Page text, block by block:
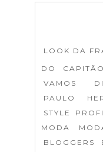
LOOK DA
DO CAPITÃO
VAMOS
PAULO
STYLE
MODA
BLOGGERS